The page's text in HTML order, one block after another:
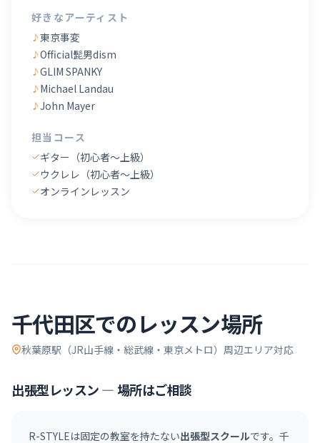
好きなアーティスト
♪東京事変
♪Official髭男dism
♪GLIM SPANKY
♪ Michael Landau
♪John Mayer
担当コース
ギター（初心者〜上級）
ウクレレ（初心者〜上級）
オンラインレッスン
千代田区でのレッスン場所
秋葉原駅（JR山手線・総武線・東京メトロ） 周辺エリア対応
出張型レッスン — 場所はご相談
R-STYLEは固定の教室を持たない出張型スクールです。 千